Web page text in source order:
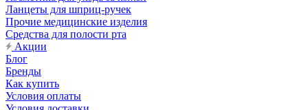
Ланцеты для шприц-ручек
Прочие медицинские изделия
Средства для полости рта
Акции
Блог
Бренды
Как купить
Условия оплаты